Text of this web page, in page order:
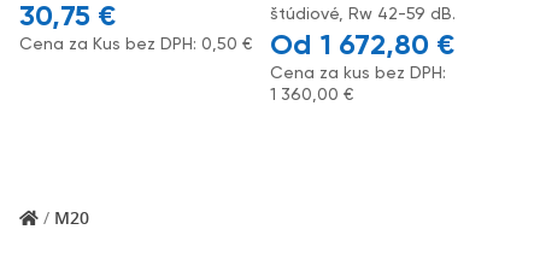
30,75 €
Cena za Kus bez DPH: 0,50 €
štúdiové, Rw 42-59 dB.
1 672,80 €
Cena za kus bez DPH:
1 360,00 €
/ M20